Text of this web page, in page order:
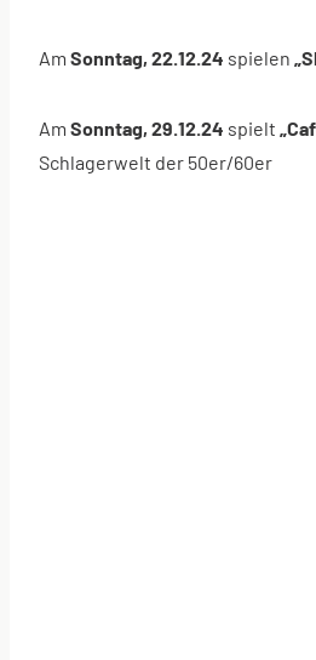
Am Sonntag, 22.12.24 spielen
Am Sonntag, 29.12.24 spielt
Schlagerwelt der 50er/60er